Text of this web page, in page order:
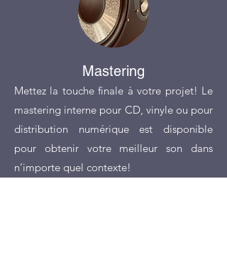
Mastering
Mettez la touche finale à votre projet! Le
mastering interne pour CD, vinyle ou pour
distribution numérique est disponible
pour obtenir votre meilleur son dans
n’importe quel contexte!